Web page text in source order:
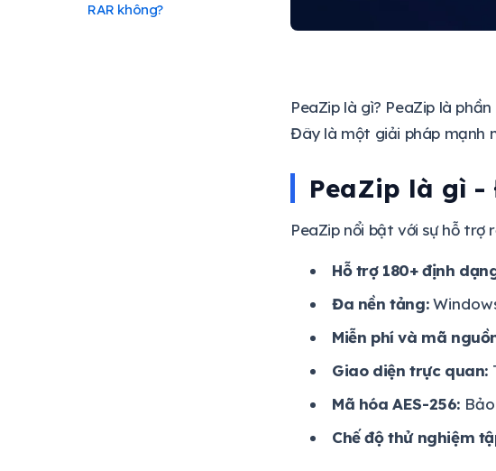
RAR không?
PeaZip là gì? PeaZip là
Đây là một giải pháp mạnh
PeaZip là gì -
PeaZip nổi bật với sự hỗ trợ
Hỗ trợ 180+ định
Đa nền tảng:
Miễn phí và mã
Giao diện trực quan:
Mã hóa AES-256:
Chế độ thử nghiệm